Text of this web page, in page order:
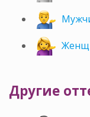
Другие